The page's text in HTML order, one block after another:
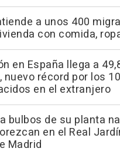
a unos 400
con comida,
en España llega a
nuevo récord por los
en el extranjero
bulbos de su planta
en el Real
Madrid